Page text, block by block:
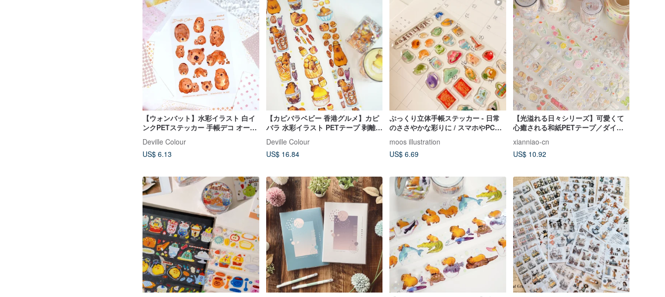
【ウォンバット】水彩イラスト 白イ
ンクPETステッカー 手帳デコ オース
Deville Colour
US$ 6.13
【カピバラベビー 香港グルメ】カピ
バラ 水彩イラスト PETテープ 剥離紙
Deville Colour
US$ 16.84
ぷっくり立体手帳ステッカー - 日常
のささやかな彩りに / スマホやPCに
moos illustration
US$ 6.69
【光溢れる日々シリーズ】可愛くて
心癒される和紙PETテープ／ダイカ
xianniao-cn
US$ 10.92